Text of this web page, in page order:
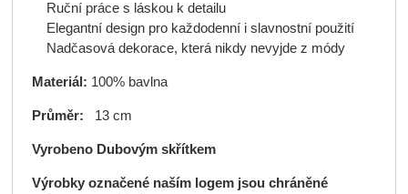
Ruční práce s láskou k detailu
Elegantní design pro každodenní i slavnostní použití
Nadčasová dekorace, která nikdy nevyjde z módy
Materiál: 100% bavlna
Průměr: 13 cm
Vyrobeno Dubovým skřítkem
Výrobky označené naším logem jsou chráněné